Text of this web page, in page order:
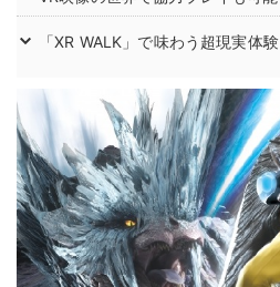
「XR WALK」で味わう超現実体験